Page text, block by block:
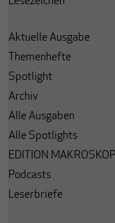
Aktuelle Ausgabe
Themenhefte
Spotlight
Archiv
Alle Ausgaben
Alle Spotlights
EDITION MAKROSKOP
Podcasts
Leserbriefe